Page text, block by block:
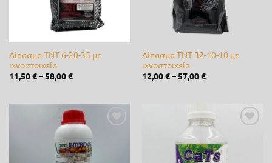
OASE(0)
Palaplast (0)
Partner(0)
Paterlini(0)
Rain(0)
Λίπασμα TNT 6-20-35 με
ιχνοστοιχεία
11,50€–58,00€
Λίπασμα TNT 32-10-10 με
ιχνοστοιχεία
12,00€–57,00€
Προσθήκη
επιθυμίας
στη λίστα
επιθυμίας